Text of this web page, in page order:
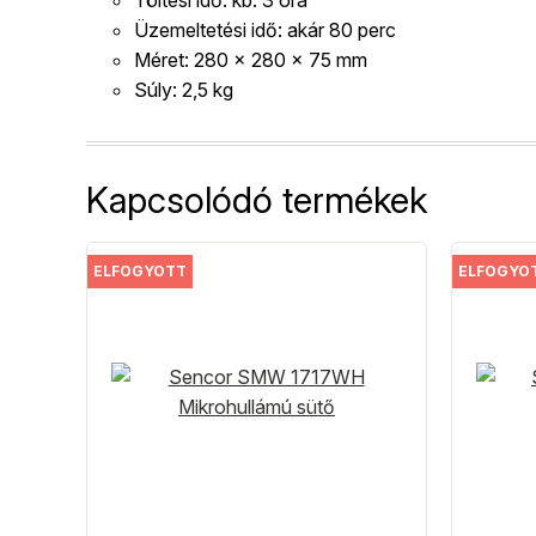
Üzemeltetési idő: akár 80 perc
Méret: 280 x 280 x 75 mm
Súly: 2,5 kg
Kapcsolódó termékek
ELFOGYOTT